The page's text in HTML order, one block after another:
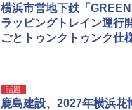
横浜市営地下鉄「
ラッピングトレイン運行
ごとトゥンクトゥンク仕
話題
鹿島建設、2027年横浜花